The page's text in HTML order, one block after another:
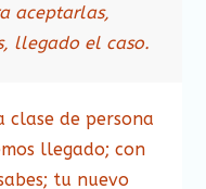
aceptarlas,
llegado el caso.
clase de persona
llegado; con
tu nuevo